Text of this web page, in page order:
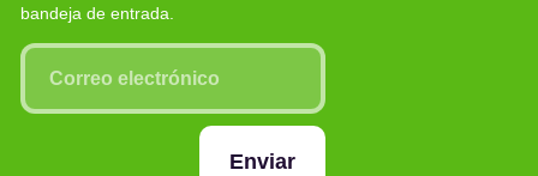
bandeja de entrada.
Enviar